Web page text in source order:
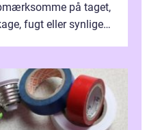
på taget,
fugt eller synlige